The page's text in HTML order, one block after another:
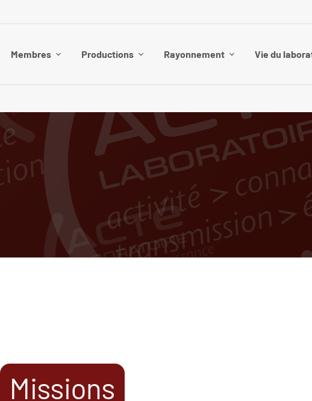
Membres Productions Rayonnement Vie du
Missions